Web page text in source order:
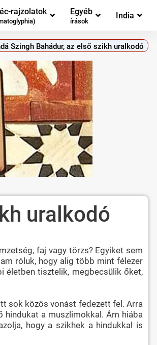
rajzolatok Egyéb
írások
India
Szingh Bahádur, az első szikh uralkodó
uralkodó
faj vagy törzs? Egyiket sem
róluk, hogy alig több mint félezer
életben tisztelik, megbecsülik őket,
sok közös vonást fedezett fel. Arra
hindukat a muszlimokkal. Ám hiába
hogy a szikhek a hindukkal is